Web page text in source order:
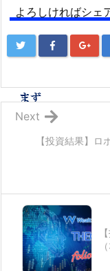
よろしければシェ
【投資結果】ロ
Next